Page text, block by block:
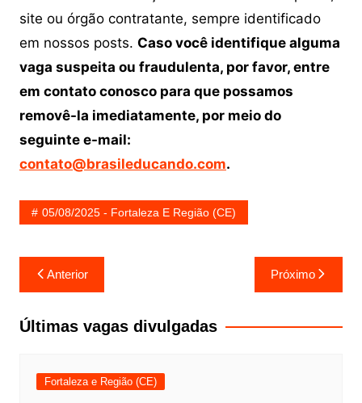
site ou órgão contratante, sempre identificado
em nossos posts. Caso você identifique alguma
vaga suspeita ou fraudulenta, por favor, entre
em contato conosco para que possamos
removê-la imediatamente, por meio do
seguinte e-mail:
contato@brasileducando.com.
05/08/2025 - Fortaleza E Região (CE)
Navegação
de
Post
Anterior Próximo
Últimas vagas divulgadas
Fortaleza e Região (CE)